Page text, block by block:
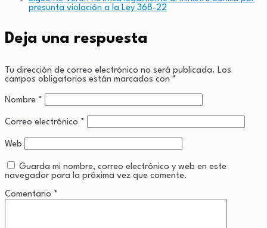
presunta violación a la Ley 368-22
Deja una respuesta
Tu dirección de correo electrónico no será publicada. Los
campos obligatorios están marcados con *
Nombre *
Correo electrónico *
Web
Guarda mi nombre, correo electrónico y web en este
navegador para la próxima vez que comente.
Comentario *